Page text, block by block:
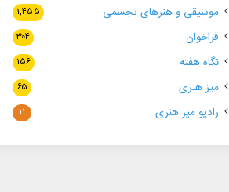
موسیقی و هنرهای تجسمی ۱,۴۵۵
فراخوان ۳۰۴
نگاه هفته ۱۵۶
میز هنری ۶۵
رادیو میز هنری ۱۱